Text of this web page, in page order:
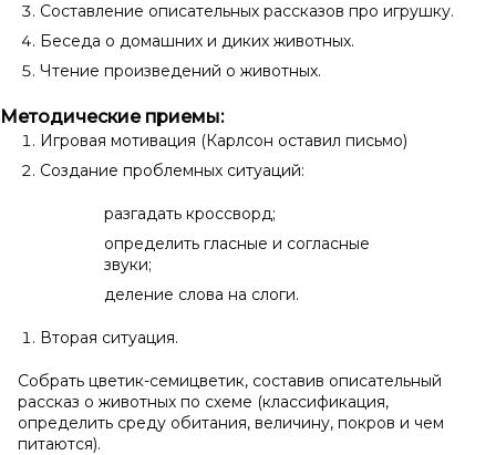
Составление описательных рассказов про игрушку.
Беседа о домашних и диких животных.
Чтение произведений о животных.
Методические приемы:
Игровая мотивация (Карлсон оставил письмо)
Создание проблемных ситуаций:
разгадать кроссворд;
определить гласные и согласные
звуки;
деление слова на слоги.
Вторая ситуация.
Собрать цветик-семицветик, составив описательный
рассказ о животных по схеме (классификация,
определить среду обитания, величину, покров и чем
питаются).